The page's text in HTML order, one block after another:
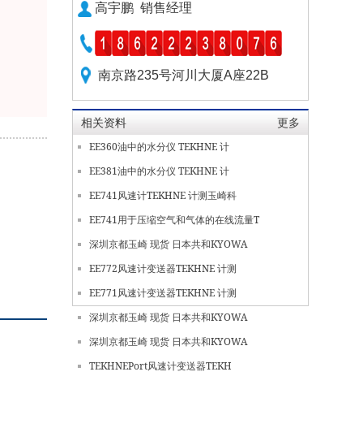
高宇鹏 销售经理
南京路235号河川大厦A座22B
相关资料 更多
EE360油中的水分仪 TEKHNE 计
EE381油中的水分仪 TEKHNE 计
EE741风速计TEKHNE 计测玉崎科
EE741用于压缩空气和气体的在线流量T
深圳京都玉崎 现货 日本共和KYOWA
EE772风速计变送器TEKHNE 计测
EE771风速计变送器TEKHNE 计测
深圳京都玉崎 现货 日本共和KYOWA
深圳京都玉崎 现货 日本共和KYOWA
TEKHNEPort风速计变送器TEKH